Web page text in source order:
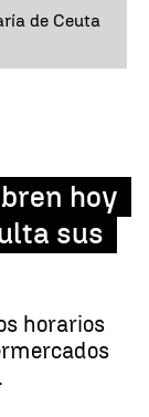
de Ceuta
hoy
sus
horarios